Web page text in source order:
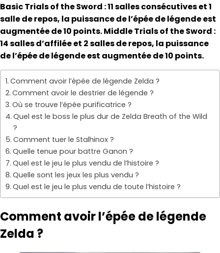
Basic Trials of the Sword : 11 salles consécutives et 1
salle de repos, la puissance de l’épée de légende est
augmentée de 10 points. Middle Trials of the Sword :
14 salles d’affilée et 2 salles de repos, la puissance
de l’épée de légende est augmentée de 10 points.
Comment avoir l’épée de légende Zelda ?
Comment avoir le destrier de légende ?
Où se trouve l’épée purificatrice ?
Quel est le boss le plus dur de Zelda Breath of the Wild
?
Comment tuer le Stalhinox ?
Quelle tenue pour battre Ganon ?
Quel est le jeu le plus vendu de l’histoire ?
Quelle sont les jeux les plus vendu ?
Quel est le jeu le plus vendu de toute l’histoire ?
Comment avoir l’épée de légende
Zelda ?